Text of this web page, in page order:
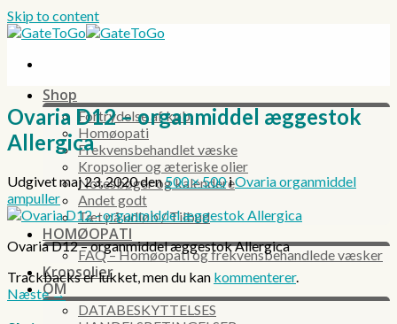
Skip to content
Shop
Fortrydelse af køb
Homøopati
Frekvensbehandlet væske
Kropsolier og æteriske olier
Notesbøger og kalendere
Andet godt
Tæt på udløb / Tilbud
HOMØOPATI
FAQ – Homøopati og frekvensbehandlede væsker
Kropsolier
OM
DATABESKYTTELSES
Ovaria D12 – organmiddel æggestok
Allergica
Udgivetmaj 23, 2020den500 × 500iOvaria organmiddel
ampuller
Ovaria D12 – organmiddel æggestok Allergica
Trackbacks er lukket, men du kan kommenterer.
Næste→